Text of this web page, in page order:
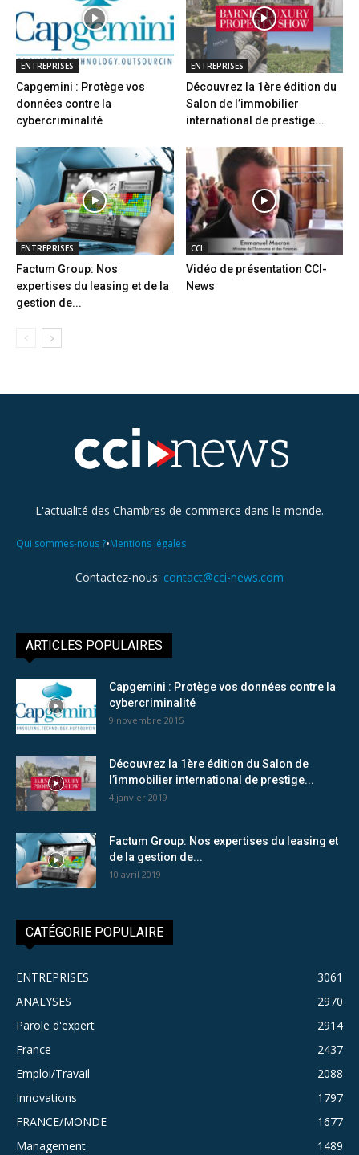
ENTREPRISES
Capgemini : Protège vos
données contre la
cybercriminalité
ENTREPRISES
Découvrez la 1ère édition du
Salon de l’immobilier
international de prestige...
ENTREPRISES
Factum Group: Nos
expertises du leasing et de la
gestion de...
CCI
Vidéo de présentation CCI-
News
L'actualité des Chambres de commerce dans le monde.
Qui sommes-nous ?•Mentions légales
Contactez-nous: contact@cci-news.com
ARTICLES POPULAIRES
Capgemini : Protège vos données contre la
cybercriminalité
9 novembre 2015
Découvrez la 1ère édition du Salon de
l’immobilier international de prestige...
4 janvier 2019
Factum Group: Nos expertises du leasing et
de la gestion de...
10 avril 2019
CATÉGORIE POPULAIRE
ENTREPRISES
3061
ANALYSES
2970
Parole d'expert
2914
France
2437
Emploi/Travail
2088
Innovations
1797
FRANCE/MONDE
1677
Management
1489